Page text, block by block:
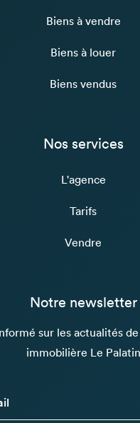
Biens à vendre
Biens à louer
Biens vendus
Nos services
L'agence
Tarifs
Vendre
Notre newsletter
sur les actualités
immobilière Le Palatin